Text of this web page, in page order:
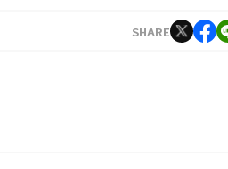
ーム「Bit Lending」を立ち上げる。常
SHARE